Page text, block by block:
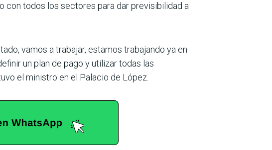
con todos los sectores para dar previsibilidad a
vamos a trabajar, estamos trabajando ya en
un plan de pago y utilizar todas las
el ministro en el Palacio de López.